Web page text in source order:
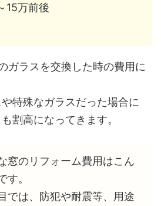
15万前後
ガラスを交換した時の費用に
特殊なガラスだった場合に
割高になってきます。
窓のリフォーム費用はこん
す。
では、防犯や耐震等、用途